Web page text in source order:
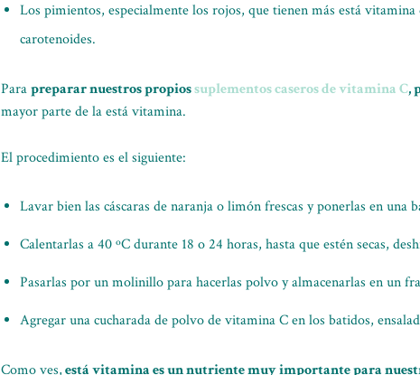
Los pimientos, especialmente los rojos, que tienen más está
carotenoides.
Parapreparar nuestros propiossuplementos caseros de vitamina C,
mayor parte de la está vitamina.
El procedimiento es el siguiente:
Lavar bien las cáscaras de naranja o limón frescas y ponerlas en una
Calentarlas a 40 ºC durante 18 o 24 horas, hasta que estén secas,
Pasarlas por un molinillo para hacerlas polvo y almacenarlas en un
Agregar una cucharada de polvo de vitamina C en los batidos,
Como ves,está vitamina es un nutriente muy importante para